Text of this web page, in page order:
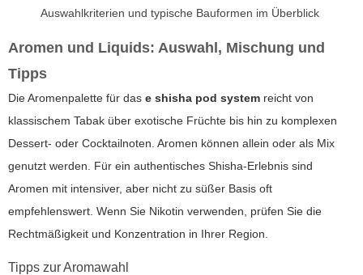
Auswahlkriterien und typische Bauformen im Überblick
Aromen und Liquids: Auswahl, Mischung und
Tipps
Die Aromenpalette für das e shisha pod system reicht von
klassischem Tabak über exotische Früchte bis hin zu komplexen
Dessert- oder Cocktailnoten. Aromen können allein oder als Mix
genutzt werden. Für ein authentisches Shisha-Erlebnis sind
Aromen mit intensiver, aber nicht zu süßer Basis oft
empfehlenswert. Wenn Sie Nikotin verwenden, prüfen Sie die
Rechtmäßigkeit und Konzentration in Ihrer Region.
Tipps zur Aromawahl